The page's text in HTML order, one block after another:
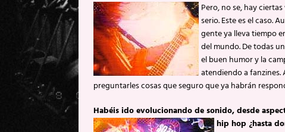
Pero, no se, hay
serio. Este es el caso.
gente ya lleva tiempo
del mundo. De todas
el buen humor y la
atendiendo a fanzines.
preguntarles cosas que seguro que ya habrán
Habéis ido evolucionando de sonido, desde
hip hop ¿hasta